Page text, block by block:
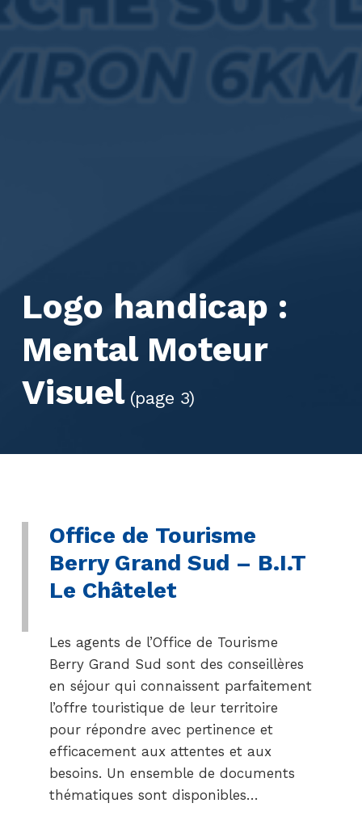
Logo handicap :
Mental Moteur
Visuel(page 3)
Office de Tourisme
Berry Grand Sud – B.I.T
Le Châtelet
Les agents de l’Office de Tourisme
Berry Grand Sud sont des conseillères
en séjour qui connaissent parfaitement
l’offre touristique de leur territoire
pour répondre avec pertinence et
efficacement aux attentes et aux
besoins. Un ensemble de documents
thématiques sont disponibles…